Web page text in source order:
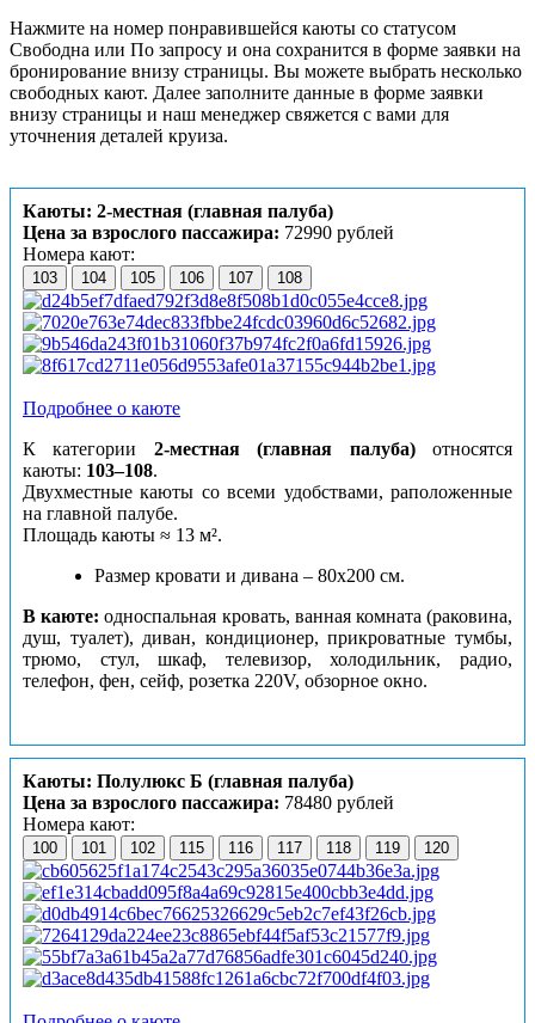
Нажмите на номер понравившейся каюты со статусом
Свободна или По запросу и она сохранится в форме заявки на
бронирование внизу страницы. Вы можете выбрать несколько
свободных кают. Далее заполните данные в форме заявки
внизу страницы и наш менеджер свяжется с вами для
уточнения деталей круиза.
Каюты: 2-местная (главная палуба)
Цена за взрослого пассажира: 72990 рублей
Номера кают:
103 104 105 106 107 108
Подробнее о каюте
К категории 2-местная (главная палуба)относятся
каюты: 103–108.
Двухместные каюты со всеми удобствами, раположенные
на главной палубе.
Площадь каюты ≈ 13 м².
Размер кровати и дивана – 80х200 см.
В каюте: односпальная кровать, ванная комната (раковина,
душ, туалет), диван, кондиционер, прикроватные тумбы,
трюмо, стул, шкаф, телевизор, холодильник, радио,
телефон, фен, сейф, розетка 220V, обзорное окно.
Каюты: Полулюкс Б (главная палуба)
Цена за взрослого пассажира: 78480 рублей
Номера кают:
100 101 102 115 116 117 118 119 120